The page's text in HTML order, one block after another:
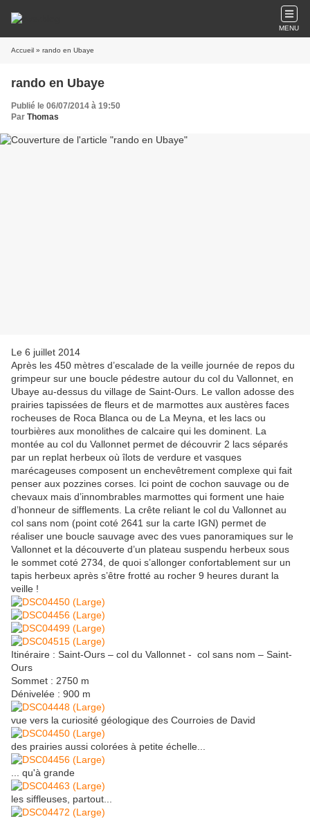
MENU
Accueil » rando en Ubaye
rando en Ubaye
Publié le 06/07/2014 à 19:50
Par Thomas
Le 6 juillet 2014
Après les 450 mètres d’escalade de la veille journée de repos du
grimpeur sur une boucle pédestre autour du col du Vallonnet, en
Ubaye au-dessus du village de Saint-Ours. Le vallon adosse des
prairies tapissées de fleurs et de marmottes aux austères faces
rocheuses de Roca Blanca ou de La Meyna, et les lacs ou
tourbières aux monolithes de calcaire qui les dominent. La
montée au col du Vallonnet permet de découvrir 2 lacs séparés
par un replat herbeux où îlots de verdure et vasques
marécageuses composent un enchevêtrement complexe qui fait
penser aux pozzines corses. Ici point de cochon sauvage ou de
chevaux mais d’innombrables marmottes qui forment une haie
d’honneur de sifflements. La crête reliant le col du Vallonnet au
col sans nom (point coté 2641 sur la carte IGN) permet de
réaliser une boucle sauvage avec des vues panoramiques sur le
Vallonnet et la découverte d’un plateau suspendu herbeux sous
le sommet coté 2734, de quoi s’allonger confortablement sur un
tapis herbeux après s’être frotté au rocher 9 heures durant la
veille !
Itinéraire : Saint-Ours – col du Vallonnet - col sans nom – Saint-
Ours
Sommet : 2750 m
Dénivelée : 900 m
vue vers la curiosité géologique des Courroies de David
des prairies aussi colorées à petite échelle...
... qu'à grande
les siffleuses, partout...